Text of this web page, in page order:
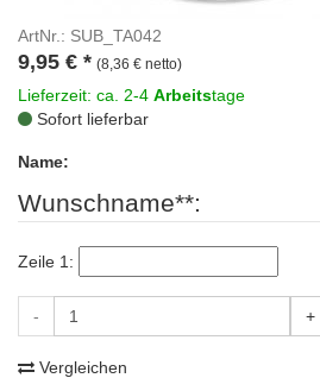
ArtNr.: SUB_TA042
9,95 € * (8,36 € netto)
Lieferzeit: ca. 2-4 Arbeitstage
Sofort lieferbar
Name:
Wunschname**:
Zeile 1:
- +
Vergleichen